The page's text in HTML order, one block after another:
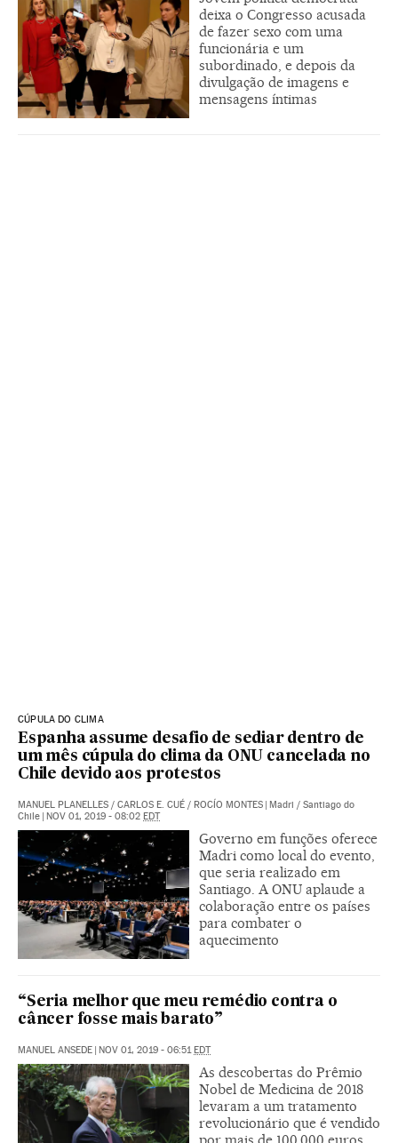
deixa o Congresso acusada
de fazer sexo com uma
funcionária e um
subordinado, e depois da
divulgação de imagens e
mensagens íntimas
CÚPULA DO CLIMA
Espanha assume desafio de sediar dentro de
um mês cúpula do clima da ONU cancelada no
Chile devido aos protestos
MANUEL PLANELLES / CARLOS E. CUÉ / ROCÍO MONTES | Madri / Santiago do
Chile | NOV 01, 2019 - 08:02 EDT
Governo em funções oferece
Madri como local do evento,
que seria realizado em
Santiago. A ONU aplaude a
colaboração entre os países
para combater o
aquecimento
“Seria melhor que meu remédio contra o
câncer fosse mais barato”
MANUEL ANSEDE | NOV 01, 2019 - 06:51EDT
As descobertas do Prêmio
Nobel de Medicina de 2018
levaram a um tratamento
revolucionário que é vendido